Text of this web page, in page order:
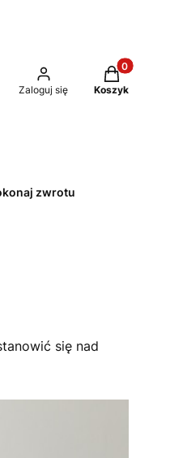
Zaloguj się
Produkty w
Koszyk
zwrotu
się nad